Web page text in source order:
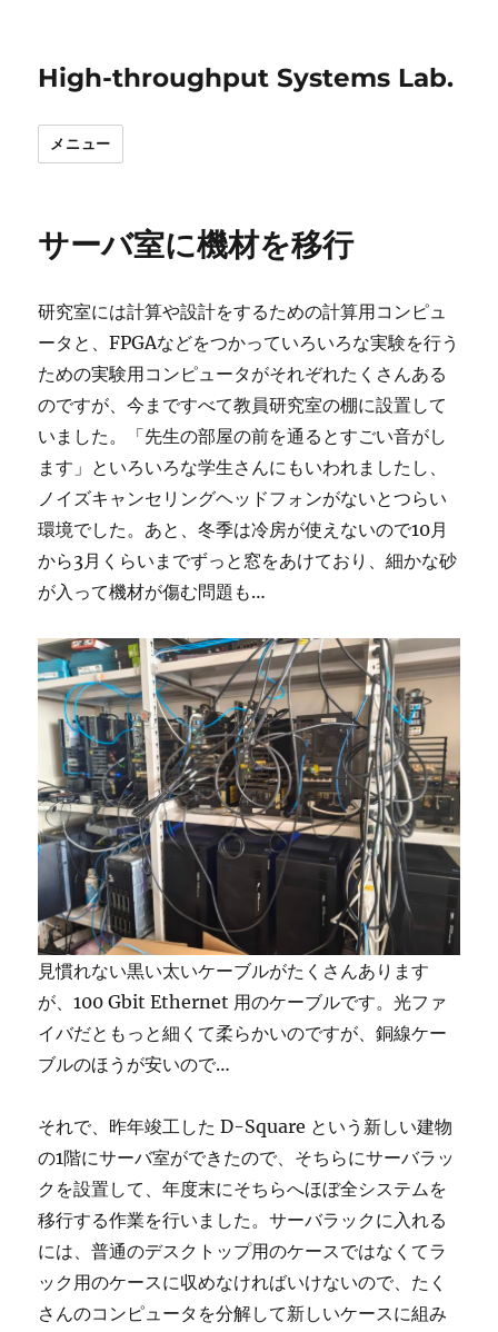
High-throughput Systems Lab.
メニュー
サーバ室に機材を移行
研究室には計算や設計をするための計算用コンピュ
ータと、FPGAなどをつかっていろいろな実験を行う
ための実験用コンピュータがそれぞれたくさんある
のですが、今まですべて教員研究室の棚に設置して
いました。「先生の部屋の前を通るとすごい音がし
ます」といろいろな学生さんにもいわれましたし、
ノイズキャンセリングヘッドフォンがないとつらい
環境でした。あと、冬季は冷房が使えないので10月
から3月くらいまでずっと窓をあけており、細かな砂
が入って機材が傷む問題も…
見慣れない黒い太いケーブルがたくさんあります
が、100 Gbit Ethernet 用のケーブルです。光ファ
イバだともっと細くて柔らかいのですが、銅線ケー
ブルのほうが安いので…
それで、昨年竣工した D-Square という新しい建物
の1階にサーバ室ができたので、そちらにサーバラッ
クを設置して、年度末にそちらへほぼ全システムを
移行する作業を行いました。サーバラックに入れる
には、普通のデスクトップ用のケースではなくてラ
ック用のケースに収めなければいけないので、たく
さんのコンピュータを分解して新しいケースに組み